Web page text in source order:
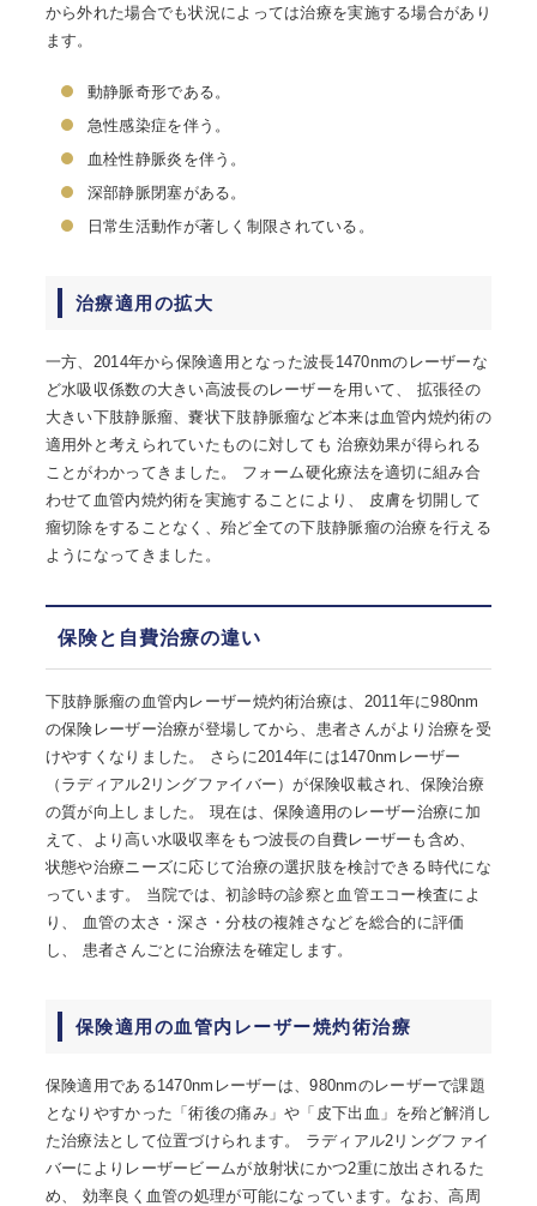
から外れた場合でも状況によっては治療を実施する場合があり
ます。
動静脈奇形である。
急性感染症を伴う。
血栓性静脈炎を伴う。
深部静脈閉塞がある。
日常生活動作が著しく制限されている。
治療適用の拡大
一方、2014年から保険適用となった波長1470nmのレーザーな
ど水吸収係数の大きい高波長のレーザーを用いて、 拡張径の
大きい下肢静脈瘤、嚢状下肢静脈瘤など本来は血管内焼灼術の
適用外と考えられていたものに対しても 治療効果が得られる
ことがわかってきました。 フォーム硬化療法を適切に組み合
わせて血管内焼灼術を実施することにより、 皮膚を切開して
瘤切除をすることなく、殆ど全ての下肢静脈瘤の治療を行える
ようになってきました。
保険と自費治療の違い
下肢静脈瘤の血管内レーザー焼灼術治療は、2011年に980nm
の保険レーザー治療が登場してから、患者さんがより治療を受
けやすくなりました。 さらに2014年には1470nmレーザー
（ラディアル2リングファイバー）が保険収載され、保険治療
の質が向上しました。 現在は、保険適用のレーザー治療に加
えて、より高い水吸収率をもつ波長の自費レーザーも含め、
状態や治療ニーズに応じて治療の選択肢を検討できる時代にな
っています。 当院では、初診時の診察と血管エコー検査によ
り、 血管の太さ・深さ・分枝の複雑さなどを総合的に評価
し、 患者さんごとに治療法を確定します。
保険適用の血管内レーザー焼灼術治療
保険適用である1470nmレーザーは、980nmのレーザーで課題
となりやすかった「術後の痛み」や「皮下出血」を殆ど解消し
た治療法として位置づけられます。 ラディアル2リングファイ
バーによりレーザービームが放射状にかつ2重に放出されるた
め、 効率良く血管の処理が可能になっています。なお、高周